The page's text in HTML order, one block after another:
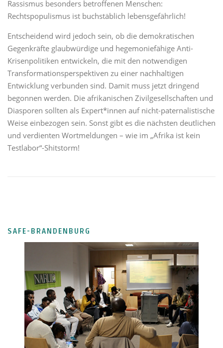
Rassismus besonders betroffenen Menschen:
Rechtspopulismus ist buchstäblich lebensgefährlich!
Entscheidend wird jedoch sein, ob die demokratischen
Gegenkräfte glaubwürdige und hegemoniefähige Anti-
Krisenpolitiken entwickeln, die mit den notwendigen
Transformationsperspektiven zu einer nachhaltigen
Entwicklung verbunden sind. Damit muss jetzt dringend
begonnen werden. Die afrikanischen Zivilgesellschaften und
Diasporen sollten als Expert*innen auf nicht-paternalistische
Weise einbezogen sein. Sonst gibt es die nächsten deutlichen
und verdienten Wortmeldungen – wie im „Afrika ist kein
Testlabor“-Shitstorm!
SAFE-BRANDENBURG